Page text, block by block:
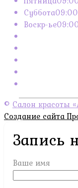
Суббота
Воскр-ье
© Салон красоты
Создание сайта
Запись
Ваше имя